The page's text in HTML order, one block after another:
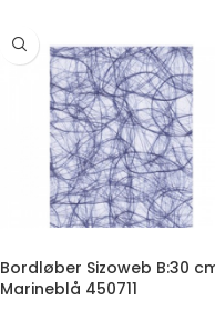
Bordløber Sizoweb B:30
Marineblå 450711